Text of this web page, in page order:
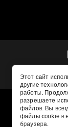
Этот сайт
другие
работы.
разрешаете
файлов. Вы
файлы cookie в
браузера.